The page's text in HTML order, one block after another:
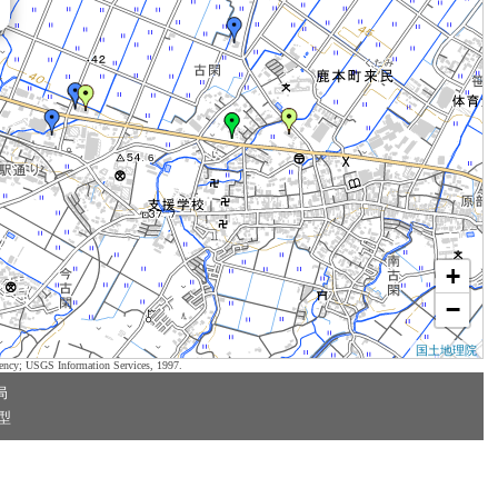
+
−
国土地理院
USGS Information Services, 1997.